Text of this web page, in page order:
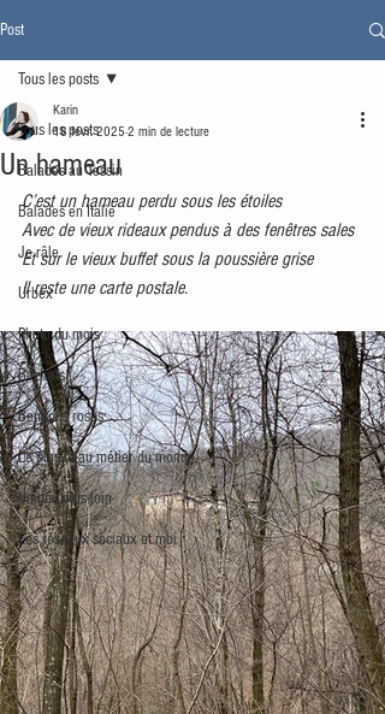
Post
Tous les posts
Balades au Tessin
Balades en Italie
Je râle
Urbex
Photo du mois
Baz'arts
Bonbons roses
Le plus beau métier du monde
Un peu plus loin
Les réseaux sociaux et moi
Tous les posts
Un hameau
Karin
18 févr. 2025 2 min de lecture
C’est un hameau perdu sous les étoiles
Avec de vieux rideaux pendus à des fenêtres sales
Et sur le vieux buffet sous la poussière grise
Il reste une carte postale.